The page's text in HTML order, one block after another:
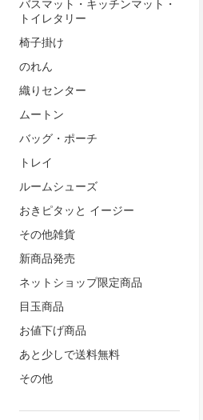
バスマット・キッチンマット・
トイレタリー
椅子掛け
のれん
織りセンター
ムートン
バッグ・ポーチ
トレイ
ルームシューズ
おきピタッと イージー
その他雑貨
新商品発売
ネットショップ限定商品
目玉商品
お値下げ商品
あと少しで送料無料
その他